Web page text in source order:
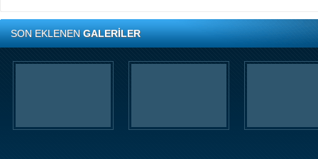
SON EKLENENGALERİLER